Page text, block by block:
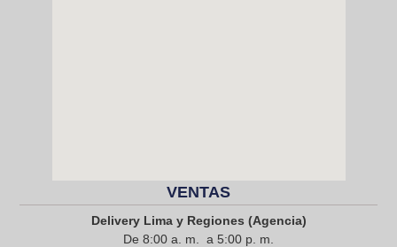
VENTAS
Delivery Lima y Regiones (Agencia)
De 8:00 a. m. a 5:00 p. m.